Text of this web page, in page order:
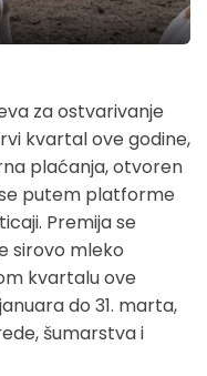
za ostvarivanje
kvartal ove godine,
plaćanja, otvoren
putem platforme
Premija se
sirovo mleko
kvartalu ove
do 31. marta,
šumarstva i